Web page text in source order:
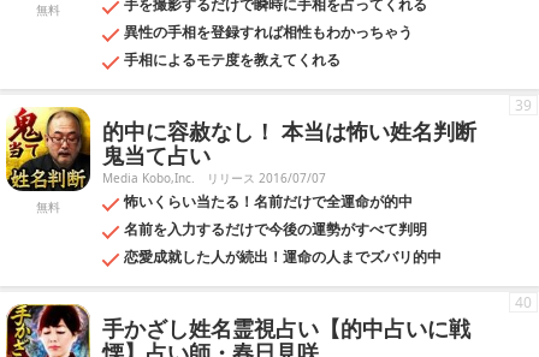
無料
手を撮影するだけで瞬時に手相を占ってくれる
異性の手相を登録すれば相性もわかっちゃう
手相によるモテ度を教えてくれる
無料
的中に容赦なし！ 本当は怖い姓名判断
鬼当て占い
Media Kobo,Inc. リリース 2016/07/07
怖いくらい当たる！名前だけで全運命が的中
名前を入力するだけで今後の運勢がすべて判明
恋愛成就した人が続出！運命の人までズバリ的中
39
手かざし姓名霊視占い【的中占いに戦
40